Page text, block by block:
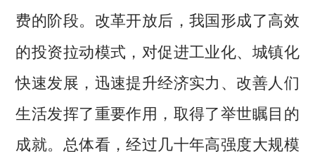
费的阶段。 改革开放后，我国形成了高效
的投资拉动模式，对促进工业化、城镇化
快速发展，迅速提升经济实力、改善人们
生活发挥了重要作用，取得了举世瞩目的
成就。总体看，经过几十年高强度大规模